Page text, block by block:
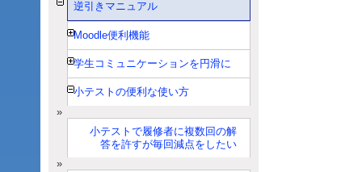
逆引きマニュアル
Moodle便利機能
学生コミュニケーションを円滑に
小テストの便利な使い方
小テストで履修者に複数回の解
答を許すが毎回減点をしたい